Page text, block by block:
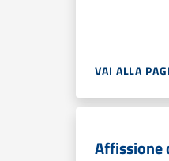
VAI ALLA
Affissione